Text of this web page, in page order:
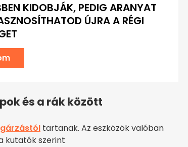
KIDOBJÁK, PEDIG ARANYAT
ÚJRA A RÉGI
és a rák között
tartanak. Az eszközök valóban
kutatók szerint